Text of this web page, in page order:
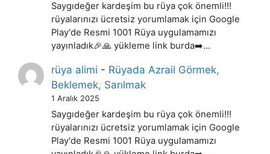
Saygıdeğer kardeşim bu rüya çok önemli!!!
rüyalarınızı ücretsiz yorumlamak için Google
Play'de Resmi 1001 Rüya uygulamamızı
yayınladık🎉🙏 yükleme link burda➡️…
rüya alimi - Rüyada Azrail Görmek,
Beklemek, Sarılmak
1 Aralık 2025
Saygıdeğer kardeşim bu rüya çok önemli!!!
rüyalarınızı ücretsiz yorumlamak için Google
Play'de Resmi 1001 Rüya uygulamamızı